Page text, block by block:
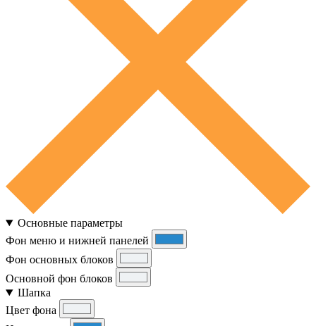
Основные параметры
Фон меню и нижней панелей
Фон основных блоков
Основной фон блоков
Шапка
Цвет фона